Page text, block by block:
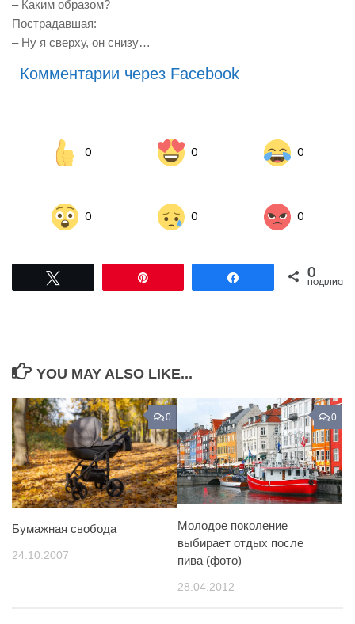
– Каким образом?
Пострадавшая:
– Ну я сверху, он снизу…
Комментарии через Facebook
0 0 0
0 0 0
Поділитися0
ПОДІЛИСЬ
YOU MAY ALSO LIKE...
0
Бумажная свобода
24.10.2007
0
Молодое поколение
выбирает отдых после
пива (фото)
28.04.2012